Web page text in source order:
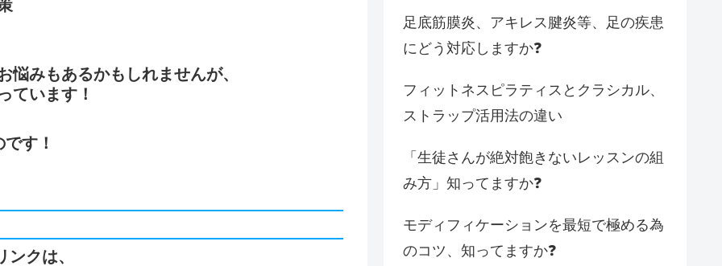
みもあるかもしれませんが、
ています！
す！
クは、
足底筋膜炎、アキレス腱炎等、足の疾患
にどう対応しますか❓
フィットネスピラティスとクラシカル、
ストラップ活用法の違い
「生徒さんが絶対飽きないレッスンの組
み方」知ってますか❓
モディフィケーションを最短で極める為
のコツ、知ってますか❓